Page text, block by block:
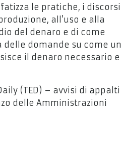
le pratiche, i discorsi
all’uso e alla
del denaro e di come
domande su come un
il denaro necessario e
(TED) – avvisi di appalti
delle Amministrazioni